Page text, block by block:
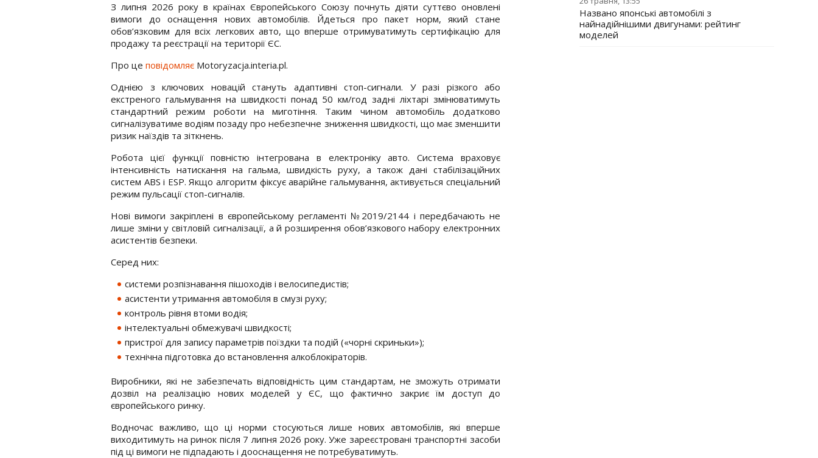
З липня 2026 року в країнах Європейського Союзу почнуть діяти суттєво оновлені
вимоги до оснащення нових автомобілів. Йдеться про пакет норм, який стане
обов’язковим для всіх легкових авто, що вперше отримуватимуть сертифікацію для
продажу та реєстрації на території ЄС.
Про це повідомляє Motoryzacja.interia.pl.
Однією з ключових новацій стануть адаптивні стоп-сигнали. У разі різкого або
екстреного гальмування на швидкості понад 50 км/год задні ліхтарі змінюватимуть
стандартний режим роботи на миготіння. Таким чином автомобіль додатково
сигналізуватиме водіям позаду про небезпечне зниження швидкості, що має зменшити
ризик наїздів та зіткнень.
Робота цієї функції повністю інтегрована в електроніку авто. Система враховує
інтенсивність натискання на гальма, швидкість руху, а також дані стабілізаційних
систем ABS і ESP. Якщо алгоритм фіксує аварійне гальмування, активується спеціальний
режим пульсації стоп-сигналів.
Нові вимоги закріплені в європейському регламенті №2019/2144 і передбачають не
лише зміни у світловій сигналізації, а й розширення обов’язкового набору електронних
асистентів безпеки.
Серед них:
системи розпізнавання пішоходів і велосипедистів;
асистенти утримання автомобіля в смузі руху;
контроль рівня втоми водія;
інтелектуальні обмежувачі швидкості;
пристрої для запису параметрів поїздки та подій («чорні скриньки»);
технічна підготовка до встановлення алкоблокіраторів.
Виробники, які не забезпечать відповідність цим стандартам, не зможуть отримати
дозвіл на реалізацію нових моделей у ЄС, що фактично закриє їм доступ до
європейського ринку.
Водночас важливо, що ці норми стосуються лише нових автомобілів, які вперше
виходитимуть на ринок після 7 липня 2026 року. Уже зареєстровані транспортні засоби
під ці вимоги не підпадають і дооснащення не потребуватимуть.
Названо японські автомобілі з
найнадійнішими двигунами: рейтинг
моделей